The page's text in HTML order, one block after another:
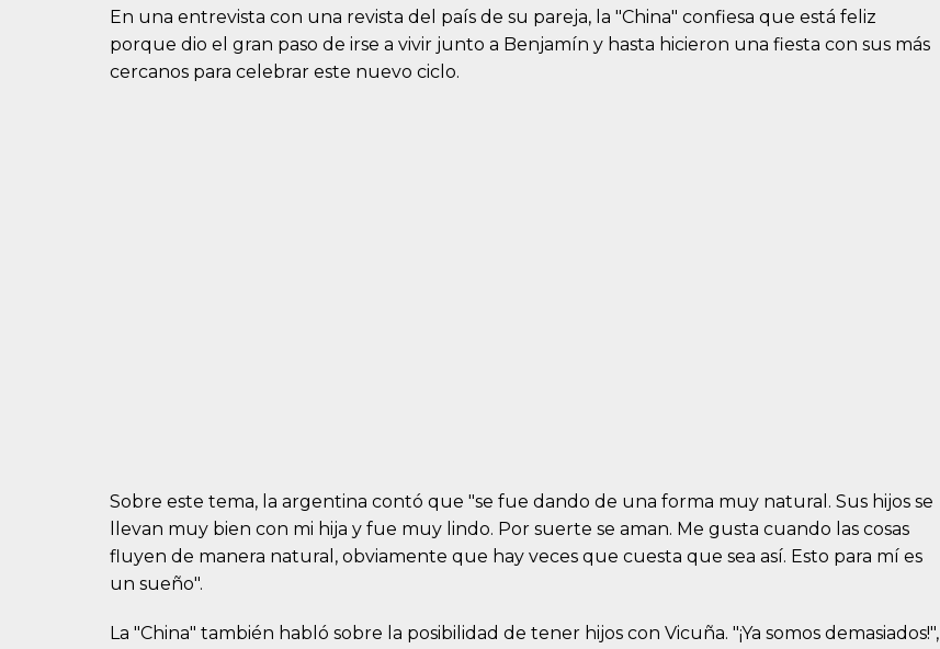
En una entrevista con una revista del país de su pareja, la "China" confiesa que está feliz
porque dio el gran paso de irse a vivir junto a Benjamín y hasta hicieron una fiesta con sus más
cercanos para celebrar este nuevo ciclo.
Sobre este tema, la argentina contó que "se fue dando de una forma muy natural. Sus hijos se
llevan muy bien con mi hija y fue muy lindo. Por suerte se aman. Me gusta cuando las cosas
fluyen de manera natural, obviamente que hay veces que cuesta que sea así. Esto para mí es
un sueño".
La "China" también habló sobre la posibilidad de tener hijos con Vicuña. "¡Ya somos demasiados!",